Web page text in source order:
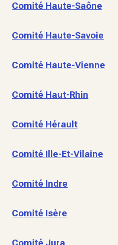
Comité Haute-Saône
Comité Haute-Savoie
Comité Haute-Vienne
Comité Haut-Rhin
Comité Hérault
Comité Ille-Et-Vilaine
Comité Indre
Comité Isère
Comité Jura